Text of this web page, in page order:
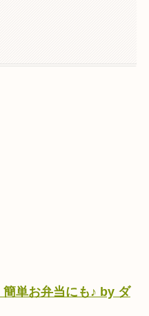
単お弁当にも♪ by ダ